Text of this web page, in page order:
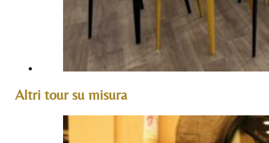
Altri tour su misura